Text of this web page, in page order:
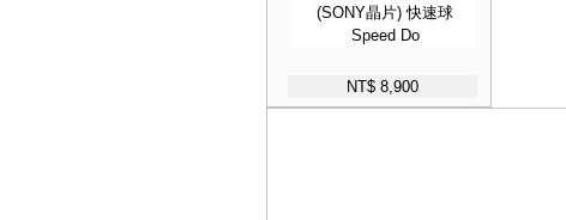
(SONY晶片) 快速球
Speed Do
NT$ 8,900